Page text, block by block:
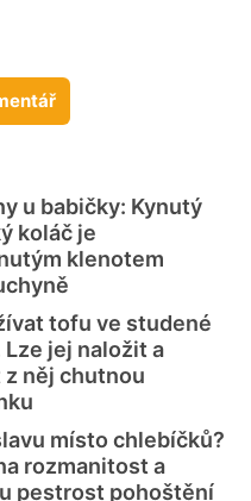
u babičky: Kynutý
koláč je
klenotem
tofu ve studené
jej naložit a
něj chutnou
místo chlebíčků?
rozmanitost a
pestrost pohoštění